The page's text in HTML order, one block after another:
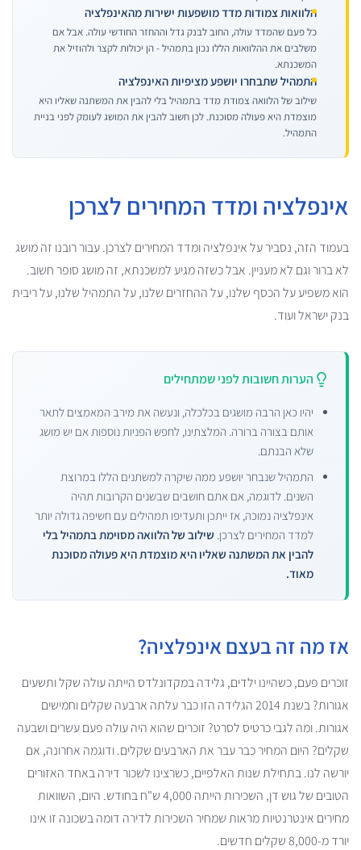
הלוואות צמודות מדד מושפעות ישירות מהאינפלציה
כל פעם שהמדד עולה, החוב לבנק גדל וההחזר החודשי עולה. אבל אם
משלבים את ההלוואות הללו נכון בתמהיל - הן יכולות לקצר ולהוזיל את
המשכנתא.
התמהיל שתבחרו יושפע מציפיות האינפלציה
שילוב של הלוואה צמודת מדד בתמהיל בלי להבין את המשתנה שאליו היא
מוצמדת היא פעולה מסוכנת. לכן חשוב להבין את המושג לעומק לפני בניית
התמהיל.
אינפלציה ומדד המחירים לצרכן
בעמוד הזה, נסביר על אינפלציה ומדד המחירים לצרכן. עבור רובנו זה מושג
לא ברור וגם לא מעניין. אבל כשזה מגיע למשכנתא, זה מושג סופר חשוב.
הוא משפיע על הכסף שלנו, על ההחזרים שלנו, על התמהיל שלנו, על ריבית
בנק ישראל ועוד.
הערות חשובות לפני שמתחילים
יהיו כאן הרבה מושגים בכלכלה, ונעשה את מירב המאמצים לתאר
אותם בצורה ברורה. המלצתינו, לחפש הפניות נוספות אם יש מושג
שלא הבנתם.
התמהיל שנבחר יושפע ממה שיקרה למשתנים הללו במרוצת
השנים. לדוגמה, אם אתם חושבים שבשנים הקרובות תהיה
אינפלציה נמוכה, אז ייתכן ותעדיפו תמהילים עם חשיפה גדולה יותר
למדד המחירים לצרכן. שילוב של הלוואה מסוימת בתמהיל בלי
להבין את המשתנה שאליו היא מוצמדת היא פעולה מסוכנת
מאוד.
אז מה זה בעצם אינפלציה?
זוכרים פעם, כשהיינו ילדים, גלידה במקדונלדס הייתה עולה שקל ותשעים
אגורות? בשנת 2014 הגלידה הזו כבר עלתה ארבעה שקלים וחמישים
אגורות. ומה לגבי כרטיס לסרט? זוכרים שהוא היה עולה פעם עשרים ושבעה
שקלים? היום המחיר כבר עבר את הארבעים שקלים. ודוגמה אחרונה, אם
יורשה לנו. בתחילת שנות האלפיים, כשרצינו לשכור דירה באחד האזורים
הטובים של גוש דן, השכירות הייתה 4,000 ש"ח בחודש. היום, השוואות
מחירים אינטרנטיות מראות שמחיר השכירות לדירה דומה בשכונה זו אינו
יורד מ-8,000 שקלים חדשים.